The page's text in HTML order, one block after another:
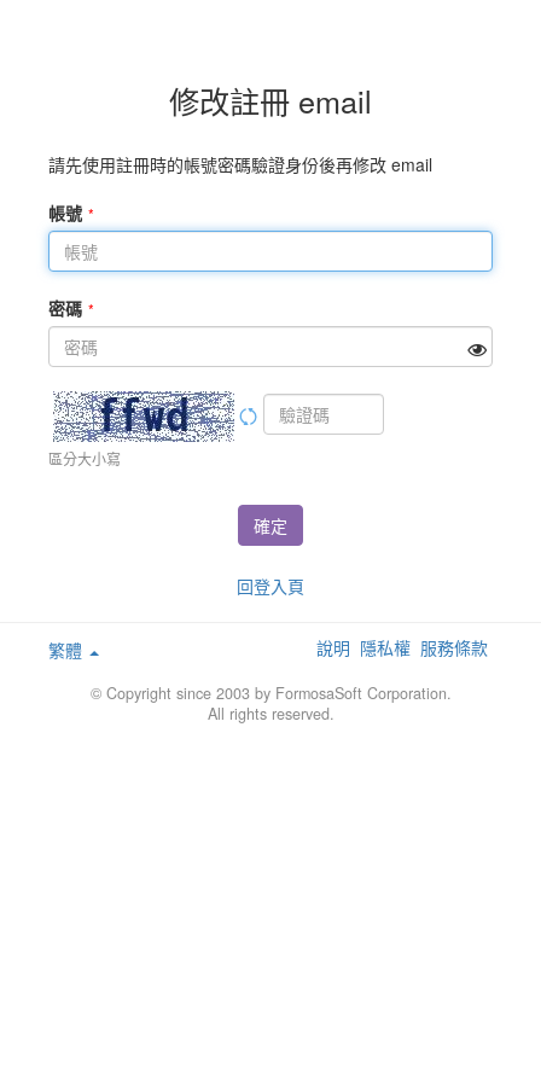
修改註冊 email
請先使用註冊時的帳號密碼驗證身份後再修改 email
帳號
密碼
區分大小寫
確定
回登入頁
繁體 說明 隱私權 服務條款
© Copyright since 2003 by FormosaSoft Corporation.
All rights reserved.